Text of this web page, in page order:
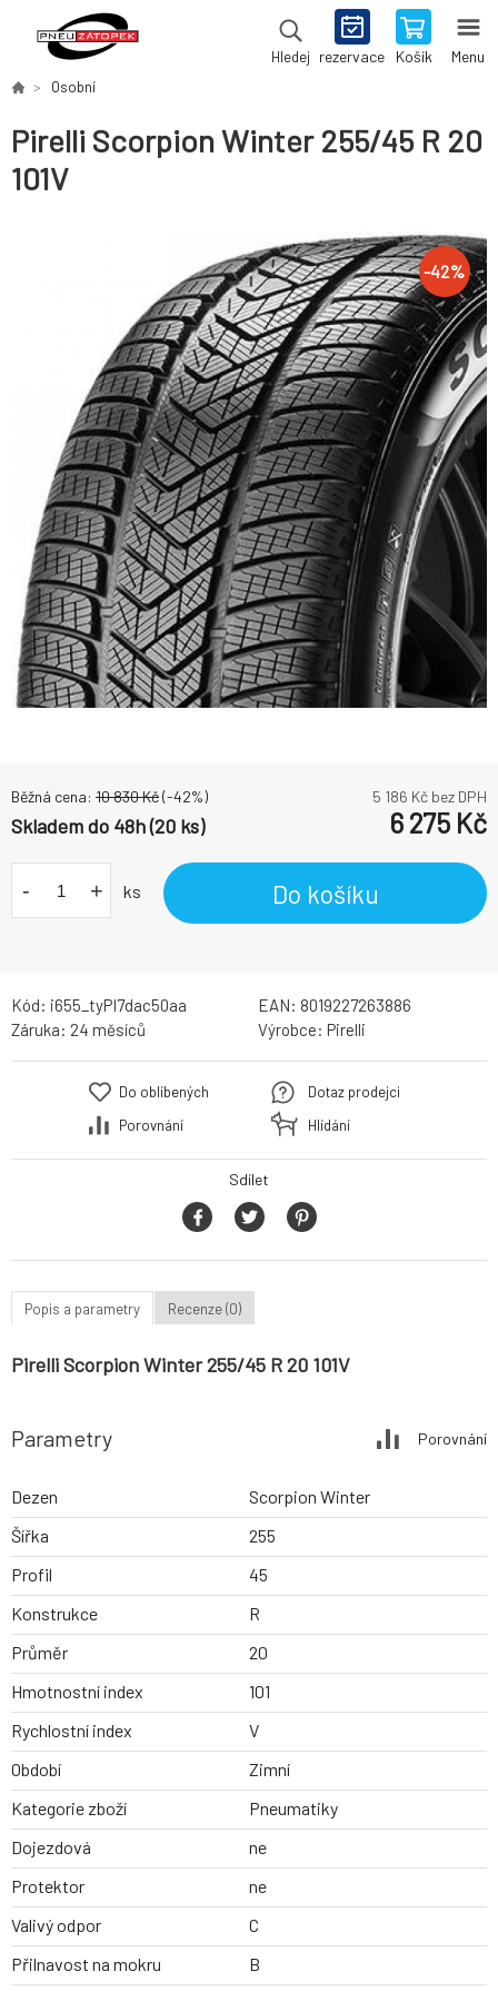
Hledej rezervace Košík Menu
Osobní
Pirelli Scorpion Winter 255/45 R 20
101V
-42%
Běžná cena: 10 830Kč(-42%) 5 186 Kč bez DPH
Skladem do 48h (20 ks) 6 275 Kč
- + ks Do košíku
Kód: i655_tyPI7dac50aa EAN: 8019227263886
Záruka: 24 měsíců Výrobce: Pirelli
Do oblíbených
Porovnání
Dotaz prodejci
Hlídání
Sdílet
Popis a parametry Recenze (0)
Pirelli Scorpion Winter 255/45 R 20 101V
Parametry Porovnání
Dezen
Scorpion Winter
Šířka
255
Profil
45
Konstrukce
R
Průměr
20
Hmotnostní index
101
Rychlostní index
V
Období
Zimní
Kategorie zboží
Pneumatiky
Dojezdová
ne
Protektor
ne
Valivý odpor
C
Přilnavost na mokru
B